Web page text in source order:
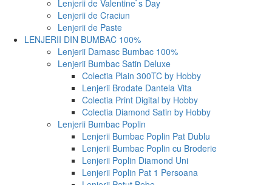
Lenjerii de Valentine`s Day
Lenjerii de Craciun
Lenjerii de Paste
LENJERII DIN BUMBAC 100%
Lenjerii Damasc Bumbac 100%
Lenjerii Bumbac Satin Deluxe
Colectia Plain 300TC by Hobby
Lenjerii Brodate Dantela Vita
Colectia Print Digital by Hobby
Colectia Diamond Satin by Hobby
Lenjerii Bumbac Poplin
Lenjerii Bumbac Poplin Pat Dublu
Lenjerii Bumbac Poplin cu Broderie
Lenjerii Poplin Diamond Uni
Lenjerii Poplin Pat 1 Persoana